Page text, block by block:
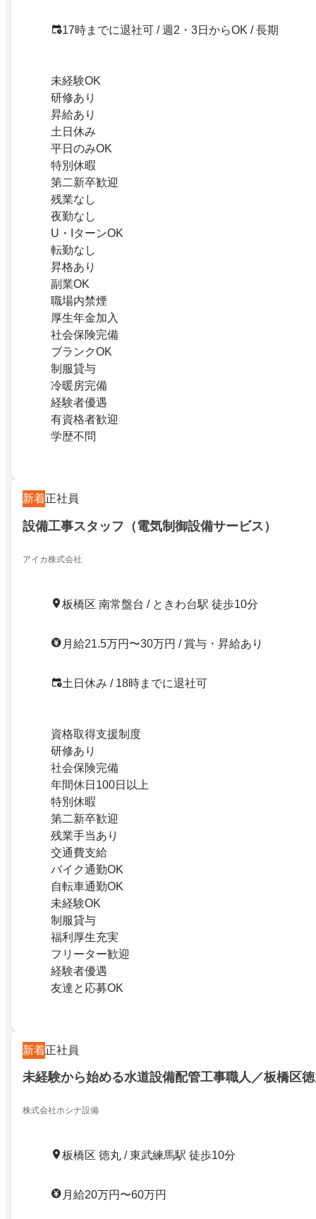
17時までに退社可 / 週2・3日からOK / 長期
未経験OK
研修あり
昇給あり
土日休み
平日のみOK
特別休暇
第二新卒歓迎
残業なし
夜勤なし
U・IターンOK
転勤なし
昇格あり
副業OK
職場内禁煙
厚生年金加入
社会保険完備
ブランクOK
制服貸与
冷暖房完備
経験者優遇
有資格者歓迎
学歴不問
新着正社員
設備工事スタッフ（電気制御設備サービス）
アイカ株式会社
板橋区 南常盤台 / ときわ台駅 徒歩10分
月給21.5万円〜30万円 / 賞与・昇給あり
土日休み / 18時までに退社可
資格取得支援制度
研修あり
社会保険完備
年間休日100日以上
特別休暇
第二新卒歓迎
残業手当あり
交通費支給
バイク通勤OK
自転車通勤OK
未経験OK
制服貸与
福利厚生充実
フリーター歓迎
経験者優遇
友達と応募OK
新着正社員
未経験から始める水道設備配管工事職人／板橋区
株式会社ホシナ設備
板橋区 徳丸 / 東武練馬駅 徒歩10分
月給20万円〜60万円